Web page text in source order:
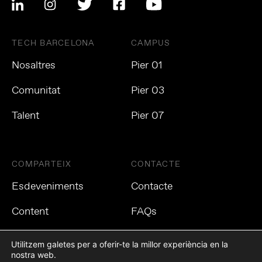
TECH BARCELONA
Nosaltres
Comunitat
Talent
CAMPUS
Pier 01
Pier 03
Pier 07
COMPARTEIX
Esdeveniments
Content
CONTACTE
Contacte
FAQs
Utilitzem galetes per a oferir-te la millor experiència en la
nostra web.